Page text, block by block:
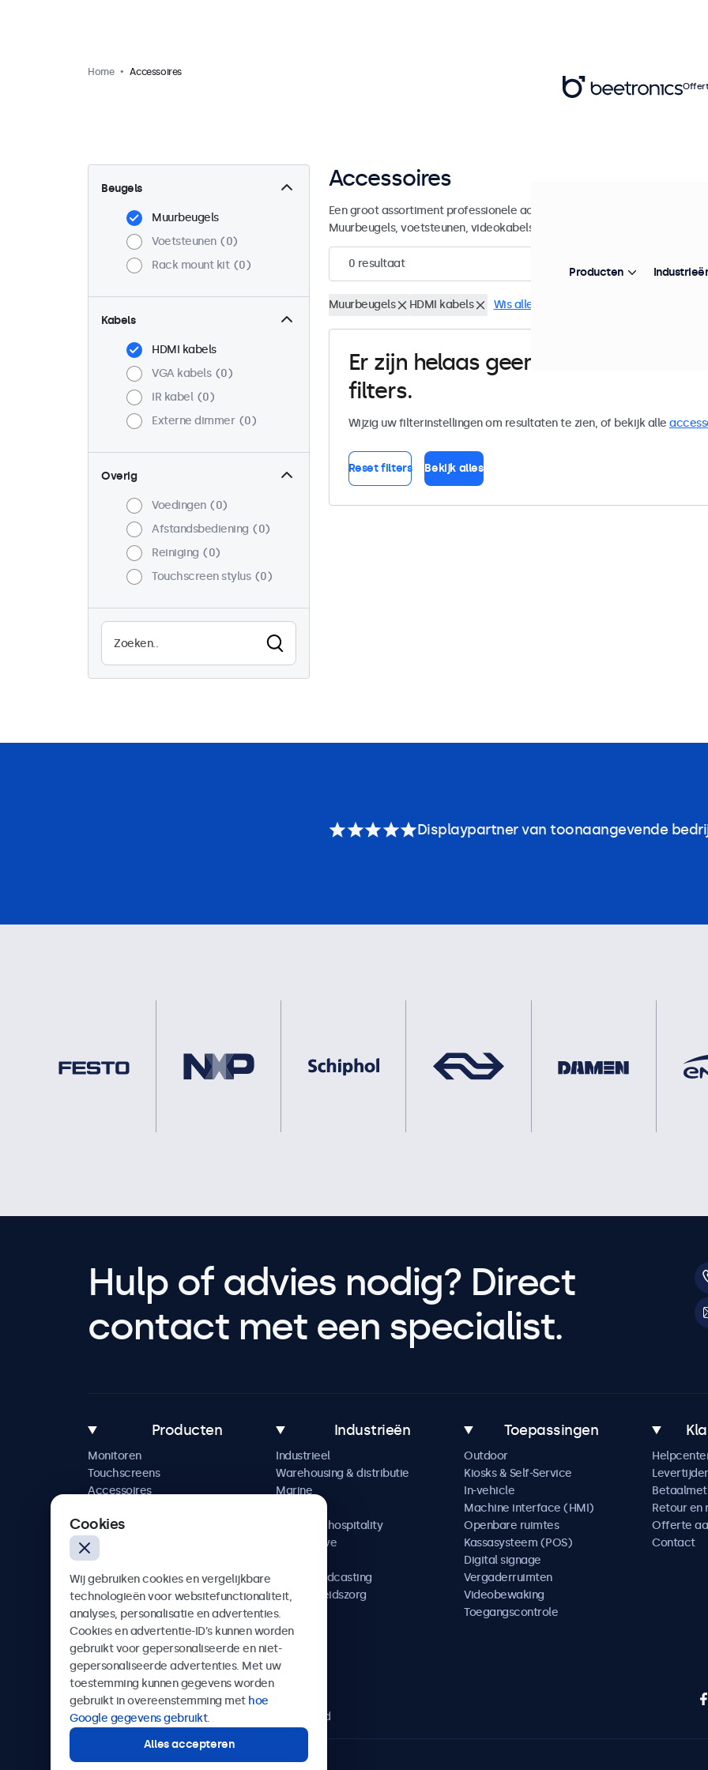
Home Accessoires
Beugels
Muurbeugels
Voetsteunen
0
Rack mount kit
0
Kabels
HDMI kabels
VGA kabels
0
IR kabel
0
Externe dimmer
0
Overig
Voedingen
0
Afstandsbediening
0
Reiniging
0
Touchscreen stylus
0
Accessoires
Een groot assortiment professionele accessoires en benodigdheden
Muurbeugels, voetsteunen, videokabels, dimmers, connectoren en meer.
0 resultaat
Muurbeugels HDMI kabels Wis alle filters
Er zijn helaas geen monitoren die
filters.
Wijzig uw filterinstellingen om resultaten te zien, of bekijk alle
Reset filters Bekijk alles
Producten
Displaypartner van toonaangevende
Hulp of advies nodig? Direct
contact met een specialist.
Producten
Monitoren
Touchscreens
Accessoires
Industrieën
Industrieel
Warehousing & distributie
Marine
Horeca & hospitality
Automotive
AV & Broadcasting
Gezondheidszorg
Toepassingen
Outdoor
Kiosks & Self-Service
In-vehicle
Machine interface (HMI)
Openbare ruimtes
Kassasysteem (POS)
Digital signage
Vergaderruimten
Videobewaking
Toegangscontrole
Retour en
Offerte
Contact
Beetronics
Bloemstraat 28, 1016LC Amsterdam, Nederland
Cookies
Wij gebruiken cookies en vergelijkbare
technologieën voor websitefunctionaliteit,
analyses, personalisatie en advertenties.
Cookies en advertentie-ID’s kunnen worden
gebruikt voor gepersonaliseerde en niet-
gepersonaliseerde advertenties. Met uw
toestemming kunnen gegevens worden
gebruikt in overeenstemming met hoe
Google gegevens gebruikt.
Alles accepteren